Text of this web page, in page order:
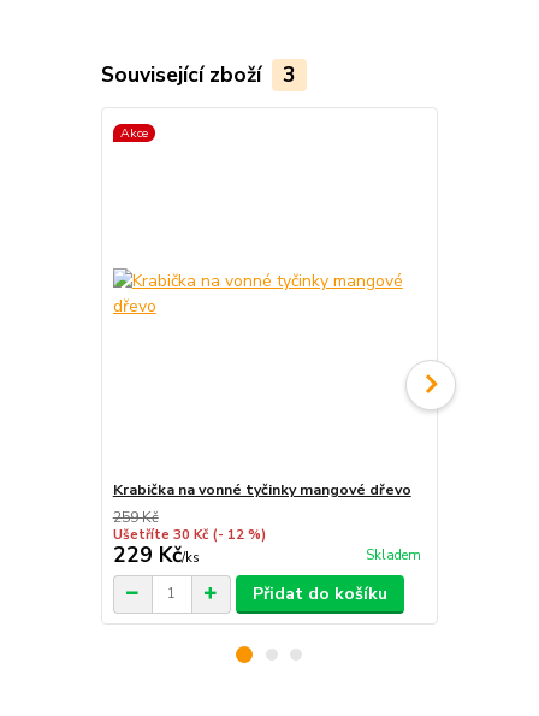
Související zboží 3
Akce
Krabička na vonné tyčinky mangové dřevo
259 Kč
Ušetříte 30 Kč (- 12 %)
229 Kč/ks Skladem
Přidat do košíku